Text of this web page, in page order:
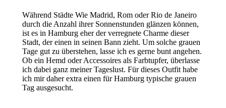
Während Städte Wie Madrid, Rom oder Rio de Janeiro
durch die Anzahl ihrer Sonnenstunden glänzen können,
ist es in Hamburg eher der verregnete Charme dieser
Stadt, der einen in seinen Bann zieht. Um solche grauen
Tage gut zu überstehen, lasse ich es gerne bunt angehen.
Ob ein Hemd oder Accessoires als Farbtupfer, überlasse
ich dabei ganz meiner Tageslust. Für dieses Outfit habe
ich mir daher extra einen für Hamburg typische grauen
Tag ausgesucht.